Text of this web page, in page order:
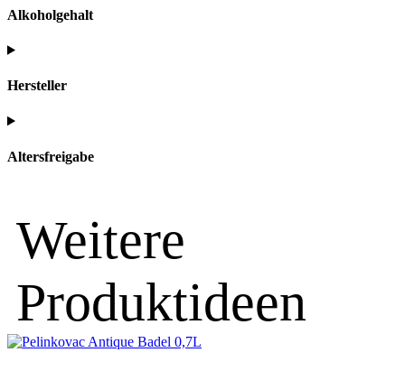
Alkoholgehalt
Hersteller
Altersfreigabe
Weitere
Produktideen